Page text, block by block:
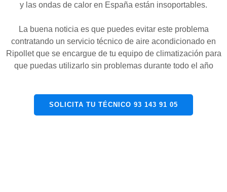
y las ondas de calor en España están insoportables.
La buena noticia es que puedes evitar este problema
contratando un servicio técnico de aire acondicionado en
Ripollet que se encargue de tu equipo de climatización para
que puedas utilizarlo sin problemas durante todo el año
SOLICITA TU TÉCNICO 93 143 91 05